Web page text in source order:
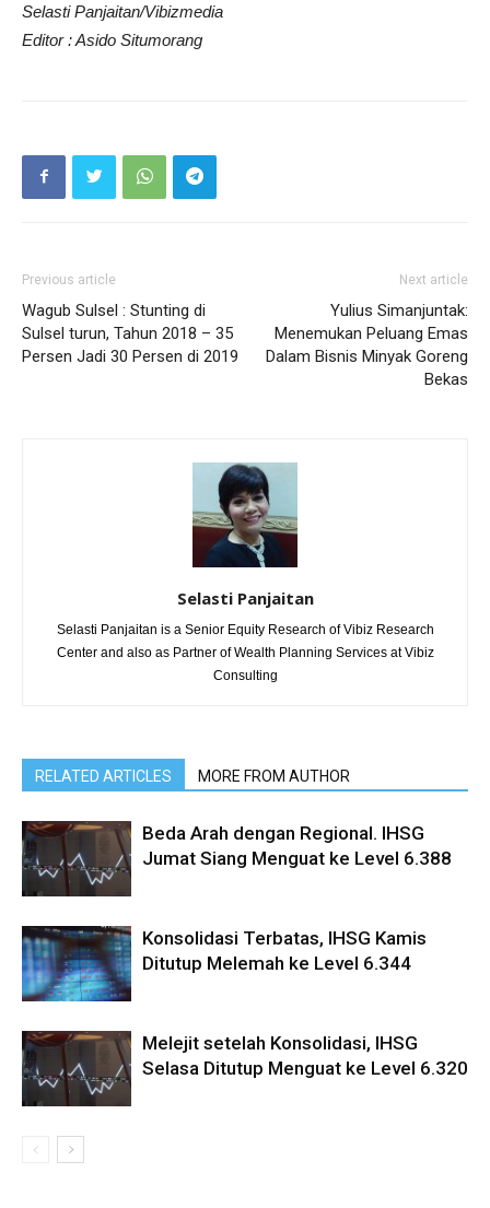
Selasti Panjaitan/Vibizmedia
Editor : Asido Situmorang
Previous article
Wagub Sulsel : Stunting di
Sulsel turun, Tahun 2018 – 35
Persen Jadi 30 Persen di 2019
Next article
Yulius Simanjuntak:
Menemukan Peluang Emas
Dalam Bisnis Minyak Goreng
Bekas
Selasti Panjaitan
Selasti Panjaitan is a Senior Equity Research of Vibiz Research
Center and also as Partner of Wealth Planning Services at Vibiz
Consulting
RELATED ARTICLES MORE FROM AUTHOR
Beda Arah dengan Regional. IHSG
Jumat Siang Menguat ke Level 6.388
Konsolidasi Terbatas, IHSG Kamis
Ditutup Melemah ke Level 6.344
Melejit setelah Konsolidasi, IHSG
Selasa Ditutup Menguat ke Level 6.320